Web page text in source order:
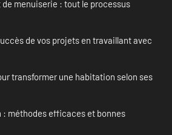
de menuiserie : tout le processus
de vos projets en travaillant avec
transformer une habitation selon ses
: méthodes efficaces et bonnes